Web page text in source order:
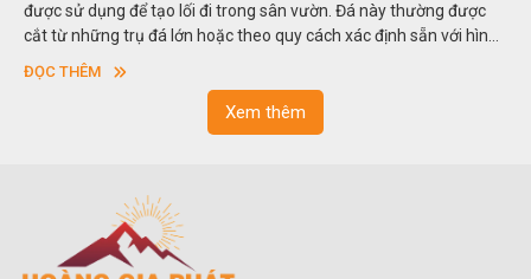
được
với hình
thu nhỏ, đưa mô hình những ngọn núi to lớn ngoài tự
trong các vườn cảnh. Hay nói một cách khác, người ta gọi
ĐỌC THÊM
Xem thêm